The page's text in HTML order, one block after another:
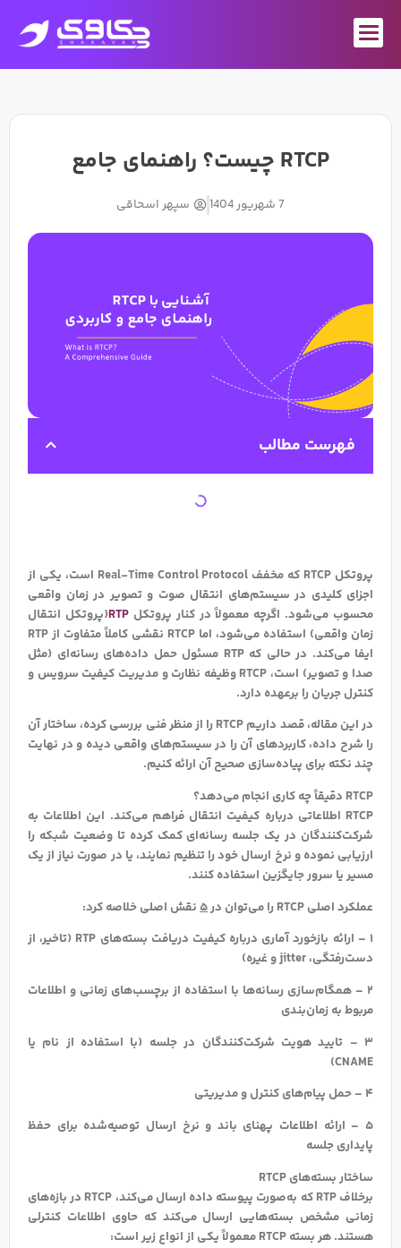
محتوا
RTCP چیست؟ راهنمای جامع
7 شهریور 1404 سپهر اسحاقی
فهرست مطالب
پروتکل RTCP که مخفف Real-Time Control Protocol است، یکی از
اجزای کلیدی در سیستم‌های انتقال صوت و تصویر در زمان واقعی
محسوب می‌شود. اگرچه معمولاً در کنار پروتکلRTP(پروتکل انتقال
زمان واقعی) استفاده می‌شود، اما RTCP نقشی کاملاً متفاوت از RTP
ایفا می‌کند. در حالی که RTP مسئول حمل داده‌های رسانه‌ای (مثل
صدا و تصویر) است، RTCP وظیفه نظارت و مدیریت کیفیت سرویس و
کنترل جریان را برعهده دارد.
در این مقاله، قصد داریم RTCP را از منظر فنی بررسی کرده، ساختار آن
را شرح داده، کاربردهای آن را در سیستم‌های واقعی دیده و در نهایت
چند نکته برای پیاده‌سازی صحیح آن ارائه کنیم.
RTCP دقیقاً چه کاری انجام می‌دهد؟
RTCP اطلاعاتی درباره کیفیت انتقال فراهم می‌کند. این اطلاعات به
شرکت‌کنندگان در یک جلسه رسانه‌ای کمک کرده تا وضعیت شبکه را
ارزیابی نموده و نرخ ارسال خود را تنظیم نمایند، یا در صورت نیاز از یک
مسیر یا سرور جایگزین استفاده کنند.
عملکرد اصلی RTCP را می‌توان در
۵نقش اصلی خلاصه کرد:
۱ – ارائه بازخورد آماری درباره کیفیت دریافت بسته‌های RTP (تاخیر، از
دست‌رفتگی، jitter و غیره)
۲ – همگام‌سازی رسانه‌ها با استفاده از برچسب‌های زمانی و اطلاعات
مربوط به زمان‌بندی
۳ – تایید هویت شرکت‌کنندگان در جلسه (با استفاده از نام یا
CNAME)
۴ – حمل پیام‌های کنترل و مدیریتی
۵ – ارائه اطلاعات پهنای باند و نرخ ارسال توصیه‌شده برای حفظ
پایداری جلسه
ساختار بسته‌های RTCP
برخلاف RTP که به‌صورت پیوسته داده ارسال می‌کند، RTCP در بازه‌های
زمانی مشخص بسته‌هایی ارسال می‌کند که حاوی اطلاعات کنترلی
هستند. هر بسته RTCP معمولاً یکی از انواع زیر است: